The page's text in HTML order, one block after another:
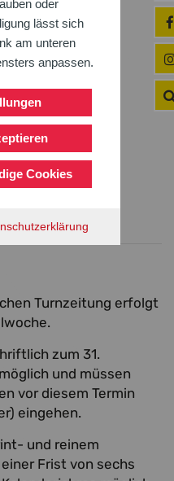
oder
lässt sich
am unteren
anpassen.
Cookies
ich zu,
Jahr für die
Jahr für ein
angegebenen
inklusive Porto
Turnzeitung erfolgt
zum 31.
und müssen
vor diesem Termin
eingehen.
und reinem
Frist von sechs